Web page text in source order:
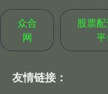
众合
网
股票
友情链接：